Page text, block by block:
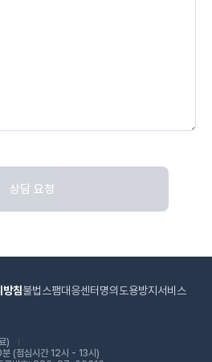
상담 요청
방침불법스팸대응센터 명의도용방지서비스
)
(점심시간 12시 - 13시)